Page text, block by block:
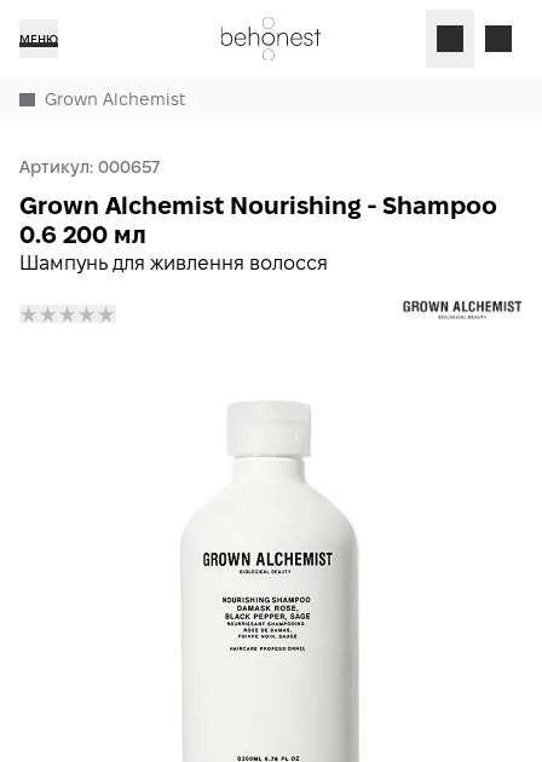
МЕНЮ
Grown Alchemist
Артикул: 000657
Шампунь для живлення волосся
Grown Alchemist Nourishing - Shampoo
0.6 200 мл